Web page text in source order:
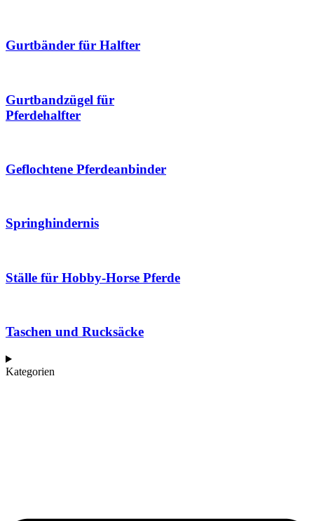
Gurtbänder für Halfter
Gurtbandzügel für
Pferdehalfter
Geflochtene Pferdeanbinder
Springhindernis
Ställe für Hobby-Horse Pferde
Taschen und Rucksäcke
Kategorien